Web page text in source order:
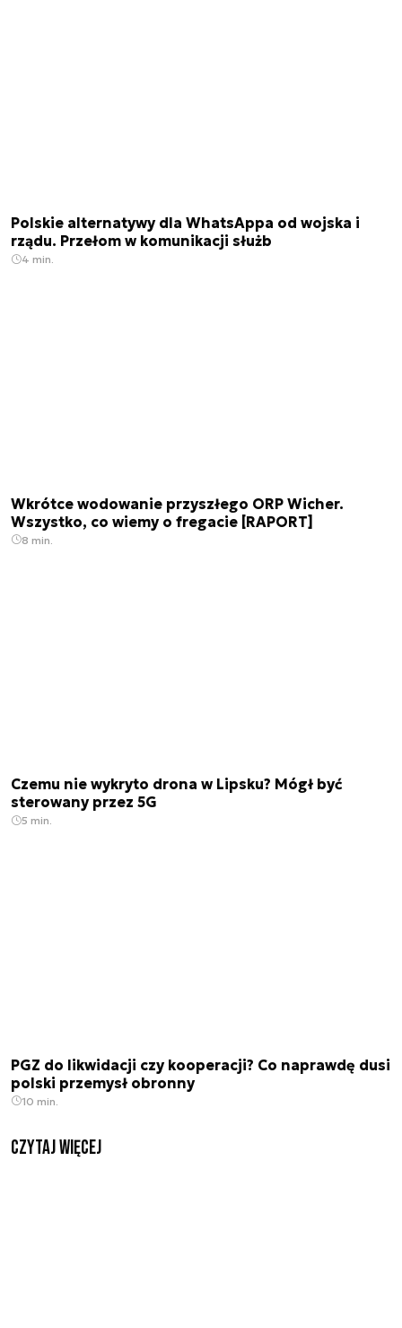
Polskie alternatywy dla WhatsAppa od wojska i
rządu. Przełom w komunikacji służb
4 min.
Wkrótce wodowanie przyszłego ORP Wicher.
Wszystko, co wiemy o fregacie [RAPORT]
8 min.
Czemu nie wykryto drona w Lipsku? Mógł być
sterowany przez 5G
5 min.
PGZ do likwidacji czy kooperacji? Co naprawdę dusi
polski przemysł obronny
10 min.
czytaj więcej